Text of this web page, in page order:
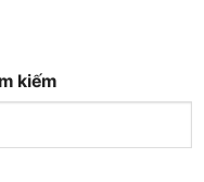
kiếm